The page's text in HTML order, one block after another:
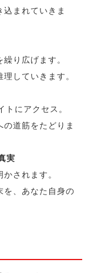
まれていきま
り広げます。
していきます。
にアクセス。
道筋をたどりま
実
されます。
、あなた自身の